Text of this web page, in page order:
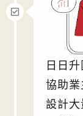
日日
協助
設計